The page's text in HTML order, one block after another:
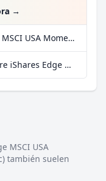
→
Más datos sobre iShares Edge MSCI USA Momentum Factor UCITS ETF USD (Acc) en extraETF
Más datos fundamentales sobre iShares Edge MSCI USA Momentum Factor UCITS ETF USD (Acc) en Parqet
MSCI USA
también suelen